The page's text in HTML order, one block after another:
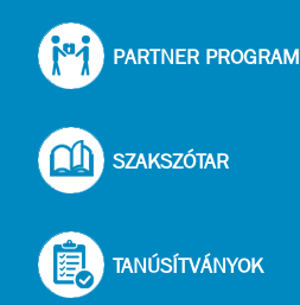
PARTNER PROGRAM
SZAKSZÓTAR
TANÚSÍTVÁNYOK